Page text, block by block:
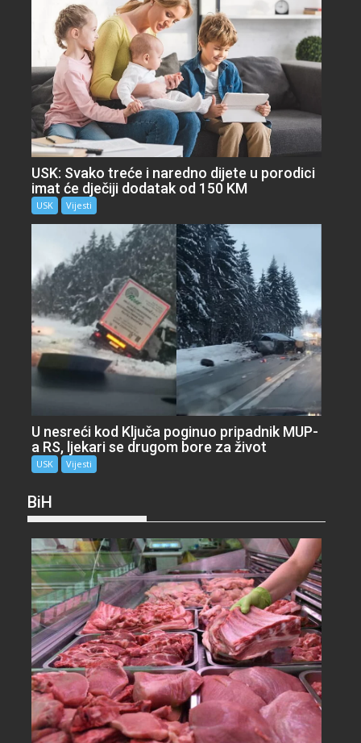
USK: Svako treće i naredno dijete u porodici
imat će dječiji dodatak od 150 KM
USK Vijesti
U nesreći kod Ključa poginuo pripadnik MUP-
a RS, ljekari se drugom bore za život
USK Vijesti
BiH